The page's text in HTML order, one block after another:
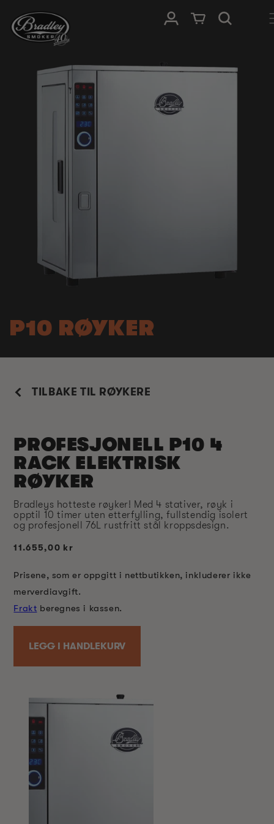
INNHOLDET
Logg InnHandlevogn
P10 RØYKER
TILBAKE TIL RØYKERE
PROFESJONELL P10 4
RACK ELEKTRISK
RØYKER
Bradleys hotteste røyker! Med 4 stativer, røyk i
opptil 10 timer uten etterfylling, fullstendig isolert
og profesjonell 76L rustfritt stål kroppsdesign.
Vanlig
11.655,00 kr
Prisene, som er oppgitt i nettbutikken, inkluderer ikke
merverdiavgift.
Frakt beregnes i kassen.
LEGG I HANDLEKURV